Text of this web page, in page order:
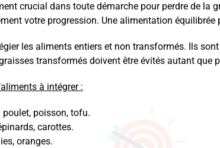
crucial dans toute démarche pour perdre de la
votre progression. Une alimentation équilibrée
les aliments entiers et non transformés. Ils
transformés doivent être évités autant que
à intégrer :
poisson, tofu.
carottes.
oranges.